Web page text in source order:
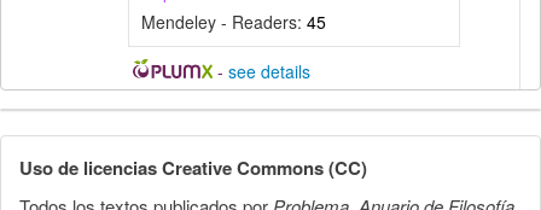
Mendeley - Readers: 45
- see details
Detalles
del
Uso de licencias Creative Commons (CC)